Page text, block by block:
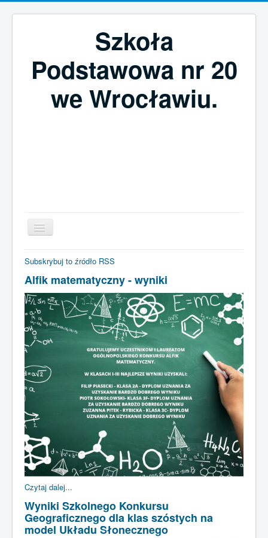
Szkoła
Podstawowa nr 20
we Wrocławiu.
STRONA GŁÓWNA
KADRA
DLA UCZNIA
DLA RODZICA
SUKCESY
ŚWIETLICA
Subskrybuj to źródło RSS
Alfik matematyczny - wyniki
Czytaj dalej...
Wyniki Szkolnego Konkursu
Geograficznego dla klas szóstych na
model Układu Słonecznego